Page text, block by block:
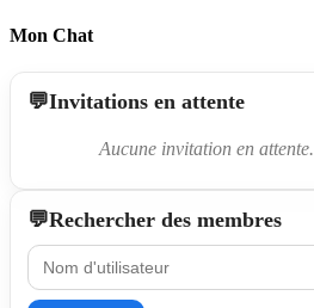
Mon Chat
Invitations en attente
Aucune invitation en attente.
Rechercher des membres